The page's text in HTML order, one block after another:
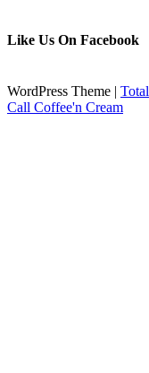
Like Us On Facebook
WordPress Theme | Total
Call Coffee'n Cream